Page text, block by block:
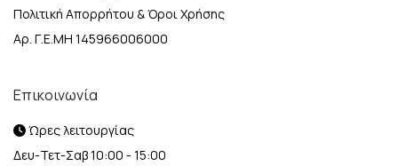
Πολιτική Απορρήτου & Όροι Χρήσης
Αρ. Γ.Ε.ΜΗ 145966006000
Επικοινωνία
Ώρες λειτουργίας
Δευ-Τετ-Σαβ 10:00 - 15:00